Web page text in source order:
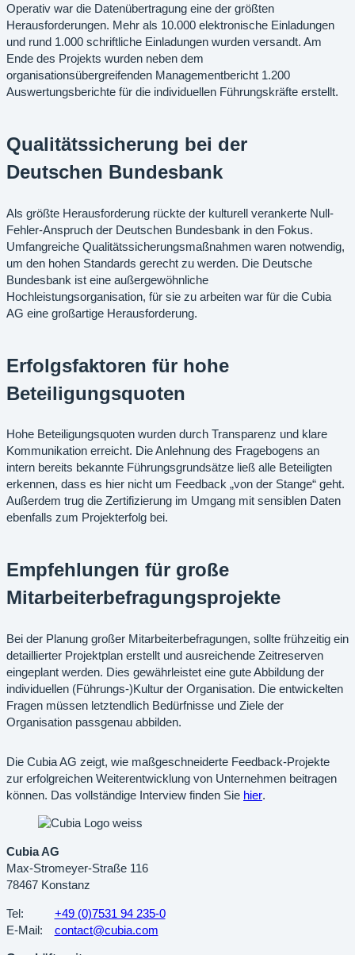
Operativ war die Datenübertragung eine der größten
Herausforderungen. Mehr als 10.000 elektronische Einladungen
und rund 1.000 schriftliche Einladungen wurden versandt. Am
Ende des Projekts wurden neben dem
organisationsübergreifenden Managementbericht 1.200
Auswertungsberichte für die individuellen Führungskräfte erstellt.
Qualitätssicherung bei der
Deutschen Bundesbank
Als größte Herausforderung rückte der kulturell verankerte Null-
Fehler-Anspruch der Deutschen Bundesbank in den Fokus.
Umfangreiche Qualitätssicherungsmaßnahmen waren notwendig,
um den hohen Standards gerecht zu werden. Die Deutsche
Bundesbank ist eine außergewöhnliche
Hochleistungsorganisation, für sie zu arbeiten war für die Cubia
AG eine großartige Herausforderung.
Erfolgsfaktoren für hohe
Beteiligungsquoten
Hohe Beteiligungsquoten wurden durch Transparenz und klare
Kommunikation erreicht. Die Anlehnung des Fragebogens an
intern bereits bekannte Führungsgrundsätze ließ alle Beteiligten
erkennen, dass es hier nicht um Feedback „von der Stange“ geht.
Außerdem trug die Zertifizierung im Umgang mit sensiblen Daten
ebenfalls zum Projekterfolg bei.
Empfehlungen für große
Mitarbeiterbefragungsprojekte
Bei der Planung großer Mitarbeiterbefragungen, sollte frühzeitig ein
detaillierter Projektplan erstellt und ausreichende Zeitreserven
eingeplant werden. Dies gewährleistet eine gute Abbildung der
individuellen (Führungs-)Kultur der Organisation. Die entwickelten
Fragen müssen letztendlich Bedürfnisse und Ziele der
Organisation passgenau abbilden.
Die Cubia AG zeigt, wie maßgeschneiderte Feedback-Projekte
zur erfolgreichen Weiterentwicklung von Unternehmen beitragen
können. Das vollständige Interview finden Sie hierÖffnet
.
Cubia AG
Max-Stromeyer-Straße 116
78467 Konstanz
Tel:
+49 (0)7531 94 235-0
E-Mail:
contact@cubia.com